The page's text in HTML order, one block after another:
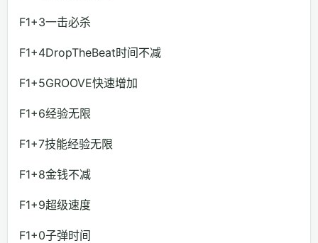
F1+3一击必杀
F1+4DropTheBeat时间不减
F1+5GROOVE快速增加
F1+6经验无限
F1+7技能经验无限
F1+8金钱不减
F1+9超级速度
F1+0子弹时间